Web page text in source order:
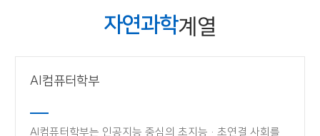
자연과학계열
AI컴퓨터학부
AI컴퓨터학부는 인공지능 중심의 초지능·초연결 사회를